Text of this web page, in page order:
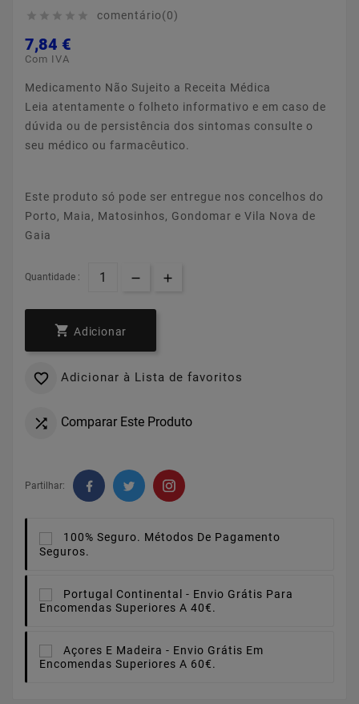
     comentário(0)
7,84 €
Com IVA
Medicamento Não Sujeito a Receita Médica
Leia atentamente o folheto informativo e em caso de
dúvida ou de persistência dos sintomas consulte o
seu médico ou farmacêutico.
Este produto só pode ser entregue nos concelhos do
Porto, Maia, Matosinhos, Gondomar e Vila Nova de
Gaia
Quantidade :
 Adicionar
 Adicionar à Lista de favoritos
 Comparar Este Produto
Partilhar:
100% Seguro. Métodos De Pagamento
Seguros.
Portugal Continental - Envio Grátis Para
Encomendas Superiores A 40€.
Açores E Madeira - Envio Grátis Em
Encomendas Superiores A 60€.